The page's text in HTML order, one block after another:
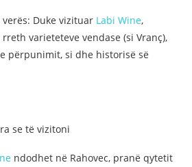
Duke vizituar Labi Wine,
varieteteve vendase (si Vranç),
përpunimit, si dhe historisë së
se të vizitoni
ndodhet në Rahovec, pranë qytetit